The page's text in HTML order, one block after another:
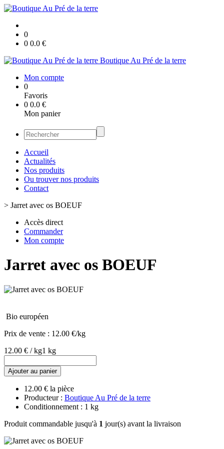
0
0 0.0 €
Boutique Au Pré de la terre
Mon compte
0
Favoris
0 0.0 €
Mon panier
Accueil
Actualités
Nos produits
Ou trouver nos produits
Contact
> Jarret avec os BOEUF
Accès direct
Commander
Mon compte
Jarret avec os BOEUF
Bio européen
Prix de vente : 12.00 €/kg
12.00 € / kg1 kg
Ajouter au panier
12.00 € la pièce
Producteur : Boutique Au Pré de la terre
Conditionnement : 1 kg
Produit commandable jusqu'à 1 jour(s) avant la livraison